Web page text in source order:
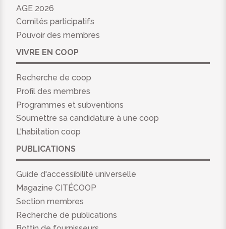
AGE 2026
Comités participatifs
Pouvoir des membres
VIVRE EN COOP
Recherche de coop
Profil des membres
Programmes et subventions
Soumettre sa candidature à une coop
L'habitation coop
PUBLICATIONS
Guide d'accessibilité universelle
Magazine CITÉCOOP
Section membres
Recherche de publications